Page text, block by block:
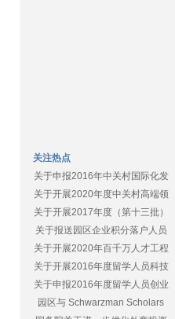
关注热点
关于申报2016年中关村国际化发
关于开展2020年度中关村高端领
关于开展2017年度（第十三批）
关于报送园区企业积分落户人员
关于开展2020年百千万人才工程
关于开展2016年度留学人员科技
关于申报2016年度留学人员创业
园区与 Schwarzman Scholars